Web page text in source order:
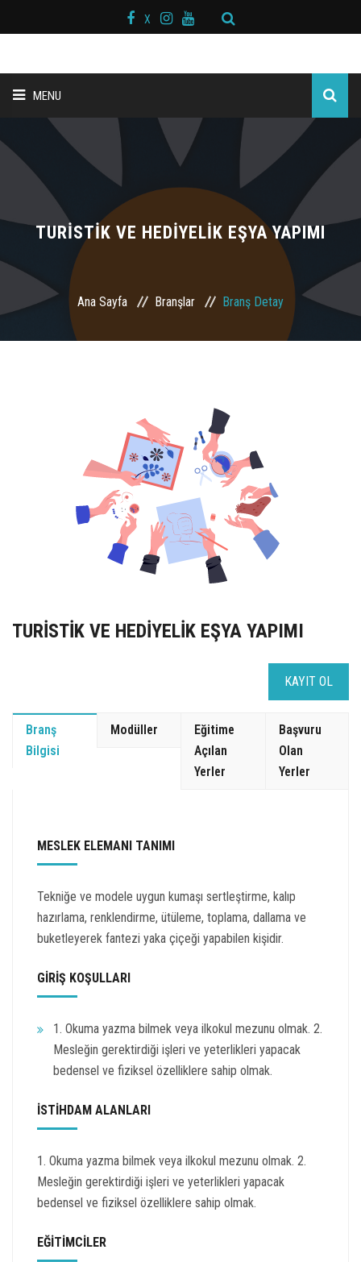
X
MENU
ANA SAYFA
BAŞKAN MESAJI
HAKKIMIZDA
KURS MERKEZLERİ
BRANŞLAR
TURİSTİK VE HEDİYELİK EŞYA YAPIMI
Ana Sayfa Branşlar Branş Detay
TURİSTİK VE HEDİYELİK EŞYA YAPIMI
KAYIT OL
Branş
Bilgisi
Modüller
Eğitime
Açılan
Yerler
Başvuru
Olan
Yerler
MESLEK ELEMANI TANIMI
Tekniğe ve modele uygun kumaşı sertleştirme, kalıp
hazırlama, renklendirme, ütüleme, toplama, dallama ve
buketleyerek fantezi yaka çiçeği yapabilen kişidir.
GİRİŞ KOŞULLARI
1. Okuma yazma bilmek veya ilkokul mezunu olmak. 2.
Mesleğin gerektirdiği işleri ve yeterlikleri yapacak
bedensel ve fiziksel özelliklere sahip olmak.
İSTİHDAM ALANLARI
1. Okuma yazma bilmek veya ilkokul mezunu olmak. 2.
Mesleğin gerektirdiği işleri ve yeterlikleri yapacak
bedensel ve fiziksel özelliklere sahip olmak.
EĞİTİMCİLER